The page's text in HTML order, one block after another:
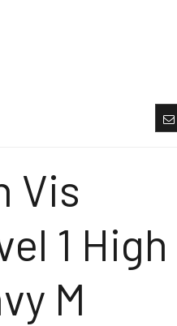
Vis
1 High
M